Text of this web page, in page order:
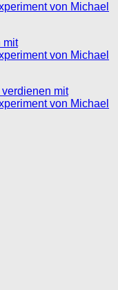
von Michael
mit
von Michael
mit
von Michael